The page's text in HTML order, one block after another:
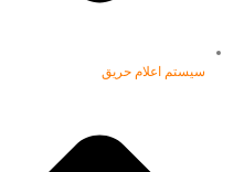
سیستم اعلام حریق